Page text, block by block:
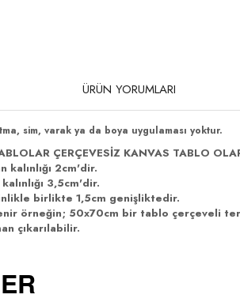
ÜRÜN YORUMLARI
sim, varak ya da boya uygulaması yoktur.
ÇERÇEVESİZ KANVAS TABLO
kalınlığı 2cm'dir.
3,5cm'dir.
birlikte 1,5cm genişliktedir.
örneğin; 50x70cm bir tablo çerçeveli
çıkarılabilir.